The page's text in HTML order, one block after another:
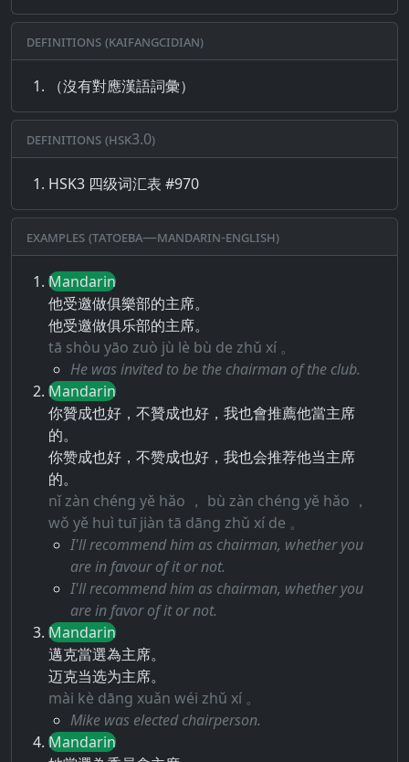
Definitions (Kaifangcidian)
（沒有對應漢語詞彙）
Definitions (HSK3.0)
HSK3 四级词汇表 #970
Examples (Tatoeba—Mandarin-English)
Mandarin
他受邀做俱樂部的主席。
他受邀做俱乐部的主席。
tā shòu yāo zuò jù lè bù de zhǔ xí 。
He was invited to be the chairman of the club.
Mandarin
你贊成也好，不贊成也好，我也會推薦他當主席
的。
你赞成也好，不赞成也好，我也会推荐他当主席
的。
nǐ zàn chéng yě hǎo ， bù zàn chéng yě hǎo ，
wǒ yě huì tuī jiàn tā dāng zhǔ xí de 。
I'll recommend him as chairman, whether you
are in favour of it or not.
I'll recommend him as chairman, whether you
are in favor of it or not.
Mandarin
邁克當選為主席。
迈克当选为主席。
mài kè dāng xuǎn wéi zhǔ xí 。
Mike was elected chairperson.
Mandarin